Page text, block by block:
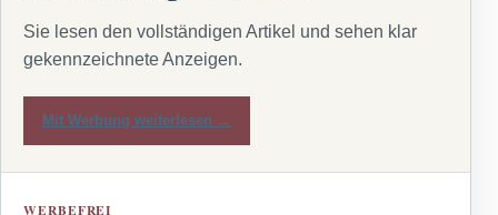
Sie lesen den vollständigen Artikel und sehen klar
gekennzeichnete Anzeigen.
Mit Werbung weiterlesen →
WERBEFREI